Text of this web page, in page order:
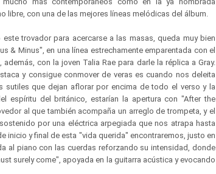
libre, con una de las mejores líneas melódicas del álbum.
trovador para acercarse a las masas, queda muy bien
& Minus", en una línea estrechamente emparentada con el
con la joven Talia Rae para darle la réplica a Gray.
y consigue conmover de veras es cuando nos deleita
que dejan aflorar por encima de todo el verso y la
espíritu del británico, estarían la apertura con "After the
al que también acompaña un arreglo de trompeta, y el
por una eléctrica arpegiada que nos atrapa hasta
inicio y final de esta "vida querida" encontraremos, justo en
al piano con las cuerdas reforzando su intensidad, donde
surely come", apoyada en la guitarra acústica y evocando